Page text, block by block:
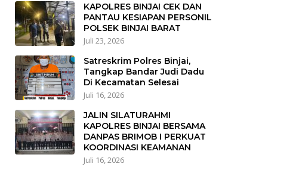
KAPOLRES BINJAI CEK DAN
PANTAU KESIAPAN PERSONIL
POLSEK BINJAI BARAT
Juli 23, 2026
Satreskrim Polres Binjai,
Tangkap Bandar Judi Dadu
Di Kecamatan Selesai
Juli 16, 2026
JALIN SILATURAHMI
KAPOLRES BINJAI BERSAMA
DANPAS BRIMOB I PERKUAT
KOORDINASI KEAMANAN
Juli 16, 2026